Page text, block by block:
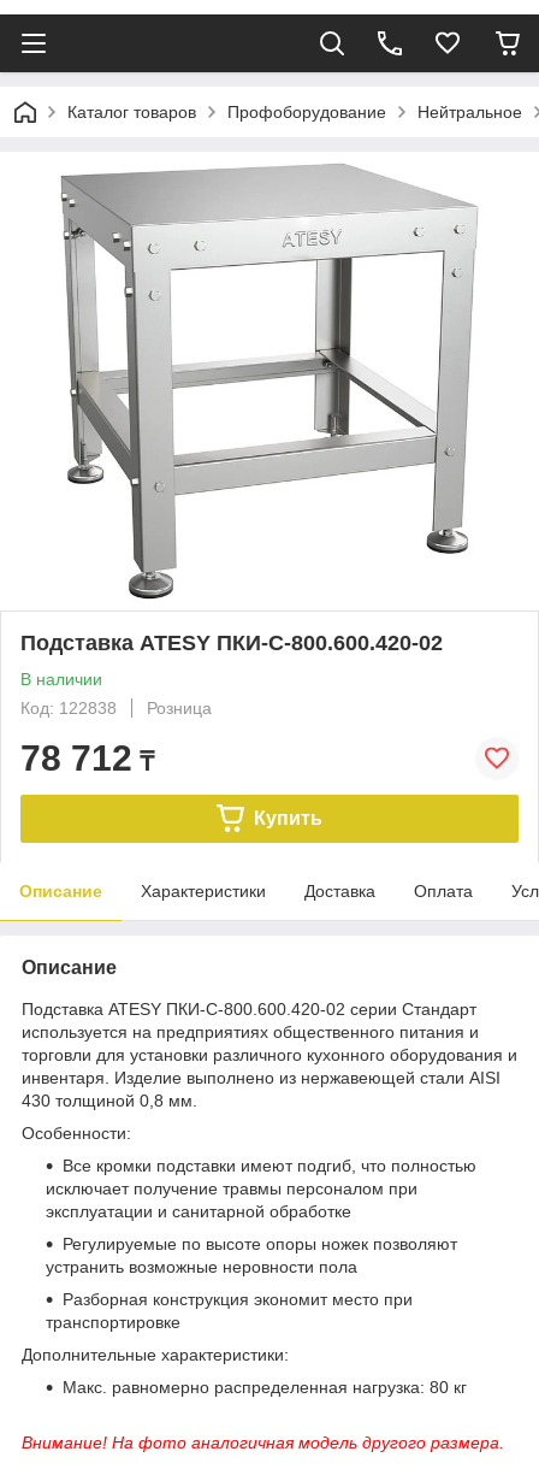
Каталог товаров Профоборудование Нейтральное
Подставка ATESY ПКИ-С-800.600.420-02
В наличии
Код: 122838
Розница
78 712 ₸
Купить
Описание Характеристики Доставка Оплата
Описание
Подставка ATESY ПКИ-С-800.600.420-02 серии Стандарт
используется на предприятиях общественного питания и
торговли для установки различного кухонного оборудования и
инвентаря. Изделие выполнено из нержавеющей стали AISI
430 толщиной 0,8 мм.
Особенности:
Все кромки подставки имеют подгиб, что полностью
исключает получение травмы персоналом при
эксплуатации и санитарной обработке
Регулируемые по высоте опоры ножек позволяют
устранить возможные неровности пола
Разборная конструкция экономит место при
транспортировке
Дополнительные характеристики:
Макс. равномерно распределенная нагрузка: 80 кг
Внимание! На фото аналогичная модель другого размера.